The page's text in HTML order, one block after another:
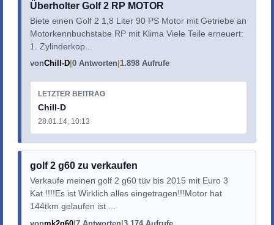
Überholter Golf 2 RP MOTOR
Biete einen Golf 2 1,8 Liter 90 PS Motor mit Getriebe an
Motorkennbuchstabe RP mit Klima Viele Teile erneuert:
1. Zylinderkop...
vonChill-D 0 Antworten 1.898 Aufrufe
LETZTER BEITRAG
Chill-D
28.01.14, 10:13
golf 2 g60 zu verkaufen
Verkaufe meinen golf 2 g60 tüv bis 2015 mit Euro 3
Kat !!!!Es ist Wirklich alles eingetragen!!!Motor hat
144tkm gelaufen ist ...